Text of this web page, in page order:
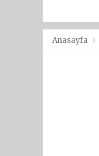
Anasayfa